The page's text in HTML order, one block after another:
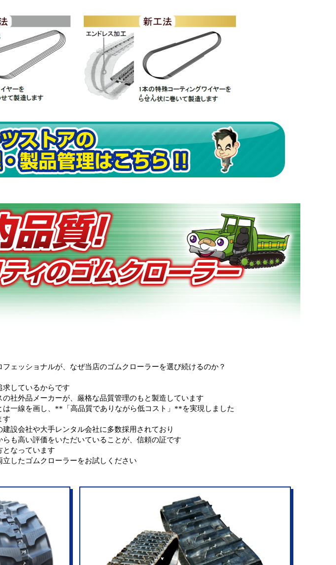
ェッショナルが、なぜ当店のゴムクローラーを選び続けるのか？
求しているからです
社外品メーカーが、厳格な品質管理のもと製造しています
一線を画し、**「高品質でありながら低コスト」**を実現しました
す
設会社や大手レンタル会社に多数採用されており
も高い評価をいただいていることが、信頼の証です
となっています
したゴムクローラーをお試しください